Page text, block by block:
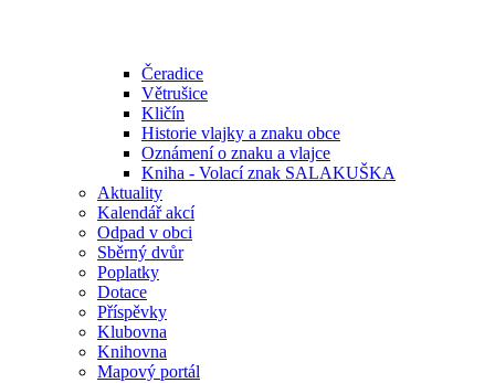
Čeradice
Větrušice
Kličín
Historie vlajky a znaku obce
Oznámení o znaku a vlajce
Kniha - Volací znak SALAKUŠKA
Aktuality
Kalendář akcí
Odpad v obci
Sběrný dvůr
Poplatky
Dotace
Příspěvky
Klubovna
Knihovna
Mapový portál